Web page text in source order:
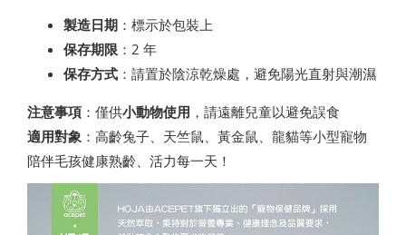
製造日期 ：標示於包裝上
保存期限 ：2 年
保存方式 ：請置於陰涼乾燥處，避免陽光直射與潮濕
注意事項 ：僅供小動物使用 ，請遠離兒童以避免誤食
適用對象 ：高齡兔子、天竺鼠、黃金鼠、龍貓等小型寵物
陪伴毛孩健康熟齡、活力每一天！